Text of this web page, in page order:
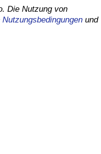
Die Nutzung von
Nutzungsbedingungen und